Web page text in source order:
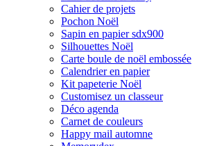
Cahier de projets
Pochon Noël
Sapin en papier sdx900
Silhouettes Noël
Carte boule de noël embossée
Calendrier en papier
Kit papeterie Noël
Customisez un classeur
Déco agenda
Carnet de couleurs
Happy mail automne